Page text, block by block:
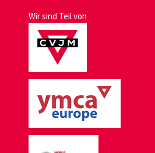
Wir sind Teil von